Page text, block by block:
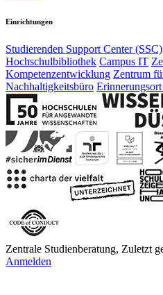
Einrichtungen
Studierenden Support Center (SSC)
Hochschulbibliothek Campus IT
Kompetenzentwicklung Zentrum
Nachhaltigkeitsbüro
Zentrale Studienberatung, Zuletzt
Anmelden